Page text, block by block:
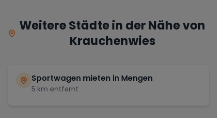
Weitere Städte in der Nähe von
Krauchenwies
Sportwagen mieten in Mengen
5 km entfernt